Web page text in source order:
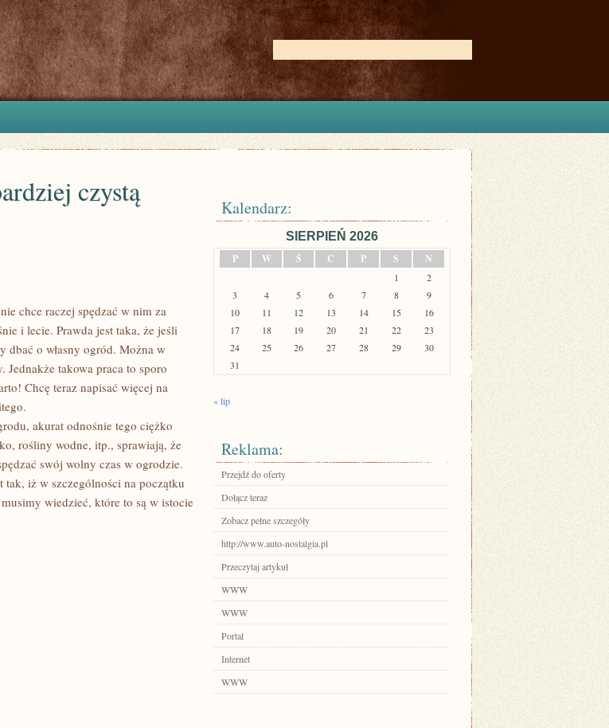
czystą
chce raczej spędzać w nim za
i lecie. Prawda jest taka, że jeśli
o własny ogród. Można w
takowa praca to sporo
Chcę teraz napisać więcej na
akurat odnośnie tego ciężko
rośliny wodne, itp., sprawiają, że
swój wolny czas w ogrodzie.
iż w szczególności na początku
wiedzieć, które to są w istocie
Kalendarz:
SIERPIEŃ 2026
P
W Ś C P S N
1
2
3
4 5 6 7 8
9
10
11 12 13 14 15
16
17
18 19 20 21 22
23
24
25 26 27 28 29
30
31
« lip
Reklama:
Przejdź do oferty
Dołącz teraz
Zobacz pełne szczegóły
http://www.auto-nostalgia.pl
Przeczytaj artykuł
WWW
WWW
Portal
Internet
WWW